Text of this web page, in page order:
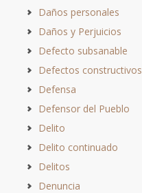
Daños personales
Daños y Perjuicios
Defecto subsanable
Defectos constructivos
Defensa
Defensor del Pueblo
Delito
Delito continuado
Delitos
Denuncia